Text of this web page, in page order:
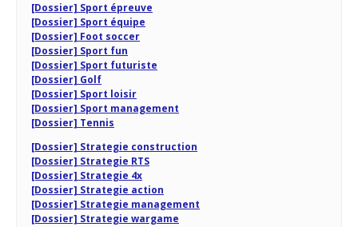
[Dossier] Sport épreuve
[Dossier] Sport équipe
[Dossier] Foot soccer
[Dossier] Sport fun
[Dossier] Sport futuriste
[Dossier] Golf
[Dossier] Sport loisir
[Dossier] Sport management
[Dossier] Tennis
[Dossier] Strategie construction
[Dossier] Strategie RTS
[Dossier] Strategie 4x
[Dossier] Strategie action
[Dossier] Strategie management
[Dossier] Strategie wargame